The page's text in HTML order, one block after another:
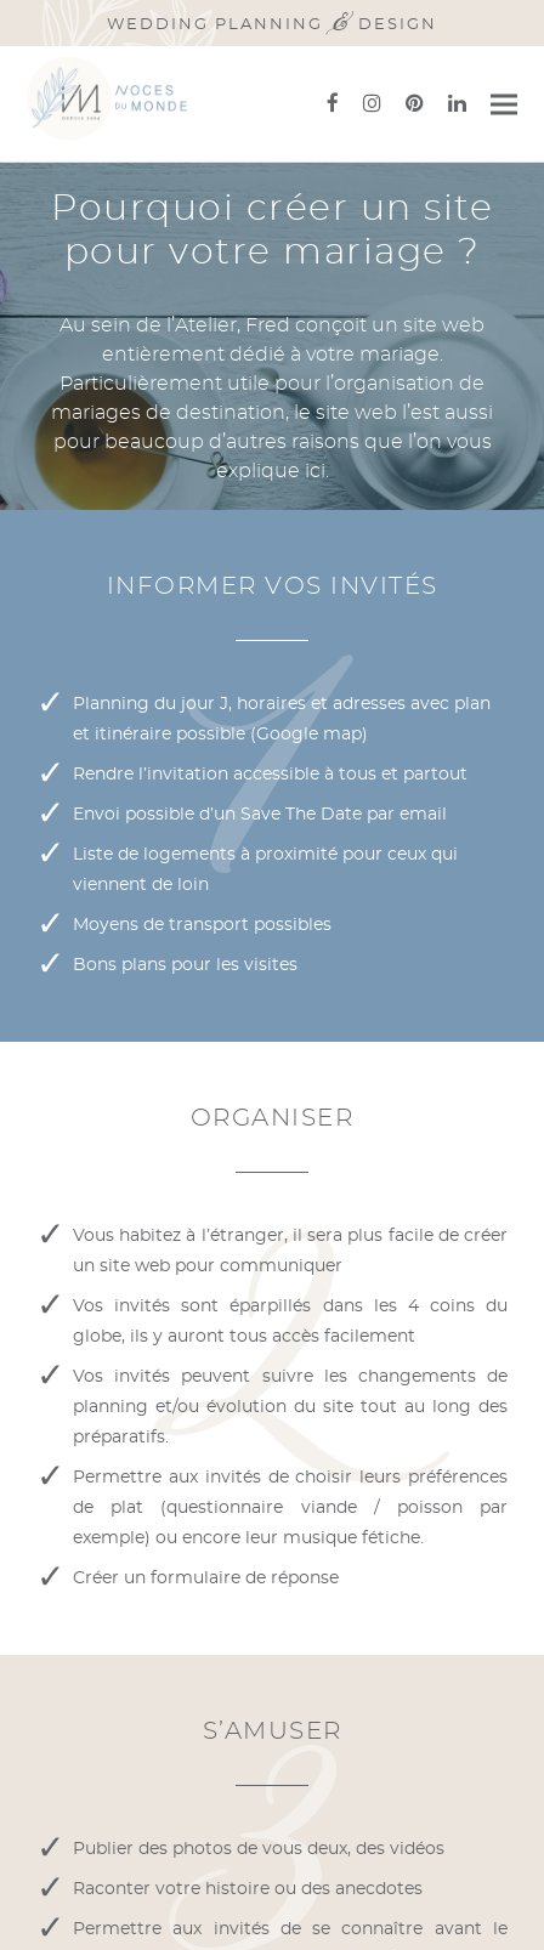
WEDDING PLANNING & DESIGN
facebook
instagram
pinterest
Pourquoi créer un site
pour votre mariage ?
Au sein de l’Atelier, Fred conçoit un site web
entièrement dédié à votre mariage.
Particulièrement utile pour l’organisation de
mariages de destination, le site web l’est aussi
pour beaucoup d’autres raisons que l’on vous
explique ici.
INFORMER VOS INVITÉS
Planning du jour J, horaires et adresses avec plan
et itinéraire possible (Google map)
Rendre l’invitation accessible à tous et partout
Envoi possible d’un Save The Date par email
Liste de logements à proximité pour ceux qui
viennent de loin
Moyens de transport possibles
Bons plans pour les visites
ORGANISER
Vous habitez à l’étranger, il sera plus facile de créer
un site web pour communiquer
Vos invités sont éparpillés dans les 4 coins du
globe, ils y auront tous accès facilement
Vos invités peuvent suivre les changements de
planning et/ou évolution du site tout au long des
préparatifs.
Permettre aux invités de choisir leurs préférences
de plat (questionnaire viande / poisson par
exemple) ou encore leur musique fétiche.
Créer un formulaire de réponse
S’AMUSER
Publier des photos de vous deux, des vidéos
Raconter votre histoire ou des anecdotes
Permettre aux invités de se connaître avant le